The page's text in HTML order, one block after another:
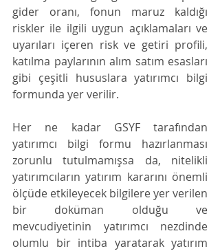
gider oranı, fonun maruz kaldığı
riskler ile ilgili uygun açıklamaları ve
uyarıları içeren risk ve getiri profili,
katılma paylarının alım satım esasları
gibi çeşitli hususlara yatırımcı bilgi
formunda yer verilir.
Her ne kadar GSYF tarafından
yatırımcı bilgi formu hazırlanması
zorunlu tutulmamışsa da, nitelikli
yatırımcıların yatırım kararını önemli
ölçüde etkileyecek bilgilere yer verilen
bir doküman olduğu ve
mevcudiyetinin yatırımcı nezdinde
olumlu bir intiba yaratarak yatırım